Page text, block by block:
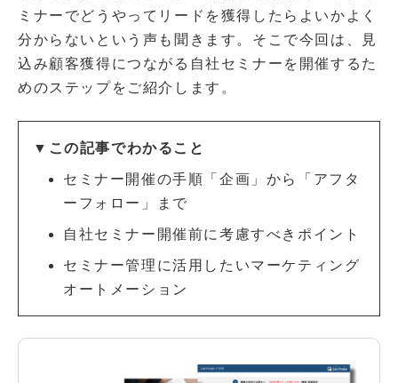
ミナーでどうやってリードを獲得したらよいかよく
分からないという声も聞きます。そこで今回は、見
込み顧客獲得につながる自社セミナーを開催するた
めのステップをご紹介します。
▼この記事でわかること
セミナー開催の手順「企画」から「アフタ
ーフォロー」まで
自社セミナー開催前に考慮すべきポイント
セミナー管理に活用したいマーケティング
オートメーション